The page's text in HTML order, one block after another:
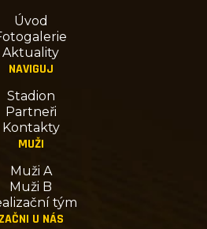
Úvod
Aktuality
NAVIGUJ
Stadion
Partneři
Kontakty
MUŽI
Muži A
Muži B
tým
ZAČNI U NÁS